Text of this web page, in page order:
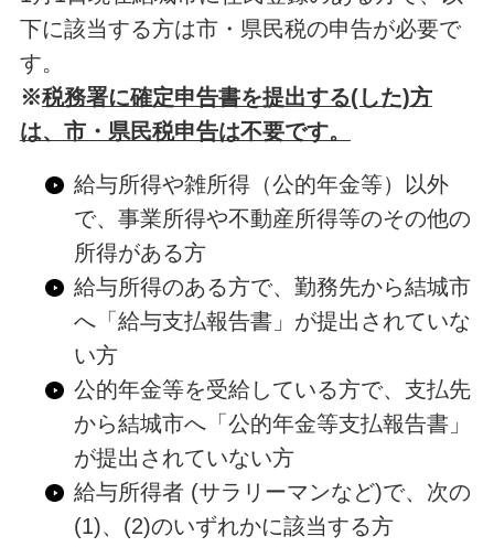
下に該当する方は市・県民税の申告が必要で
す。
※税務署に確定申告書を提出する(した)方
は、市・県民税申告は不要です。
給与所得や雑所得（公的年金等）以外
で、事業所得や不動産所得等のその他の
所得がある方
給与所得のある方で、勤務先から結城市
へ「給与支払報告書」が提出されていな
い方
公的年金等を受給している方で、支払先
から結城市へ「公的年金等支払報告書」
が提出されていない方
給与所得者 (サラリーマンなど)で、次の
(1)、(2)のいずれかに該当する方